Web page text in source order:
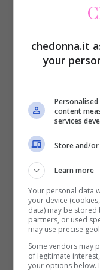
sappiamo
che spesso
eccessivo.
Gambe snelle e
abbiamo in casa-
chedonna.it
your
content
services
Store and/
Learn more
Your personal data
your device
data) may be stored
partners, or used
may use precise
Some vendors may
of legitimate
your options below.